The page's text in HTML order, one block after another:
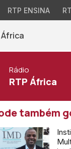
RTP ENSINA
África
Rádio
RTP África
também